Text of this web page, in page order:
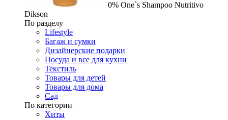
0% One`s Shampoo Nutritivo
Dikson
По разделу
Lifestyle
Багаж и сумки
Дизайнерские подарки
Посуда и все для кухни
Текстиль
Товары для детей
Товары для дома
Сад
По категории
Хиты